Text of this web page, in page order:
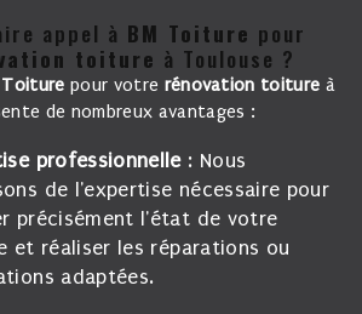
appel à BM Toiture pour
toiture à Toulouse ?
Toiture pour votre rénovation toiture à
de nombreux avantages :
professionnelle: Nous
de l'expertise nécessaire pour
précisément l'état de votre
et réaliser les réparations ou
adaptées.